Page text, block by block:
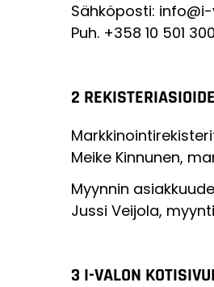
Sähköposti:
Puh. +358 10 501
2
Meike Kinnunen,
Myynnin
Jussi Veijola,
3 I-VALON